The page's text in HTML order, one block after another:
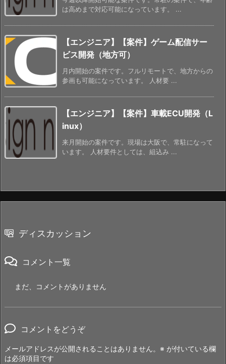
は高めまで対応可能になっています。 ...
【エンジニア】【案件】ゲーム配信サー
ビス開発（地方可）
月内開始の案件です。フルリモートで、地方からの
参画も可能になっています。 人材要 ...
【エンジニア】【案件】車載ECU開発（L
inux）
来月開始の案件です。現場は大阪で、常駐になって
います。 人材要件としては、組込み ...
ディスカッション
コメント一覧
まだ、コメントがありません
コメントをどうぞ
メールアドレスが公開されることはありません。 ※ が付いている欄
は必須項目です